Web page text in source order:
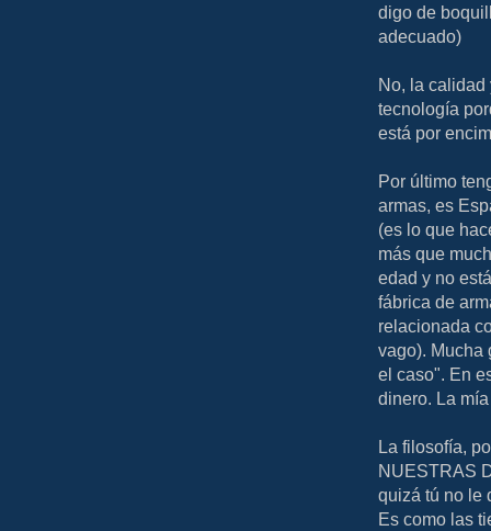
digo de
adecuado)
No, la
tecnología
está por
Por último
armas, es
(es lo que
más que
edad y no
fábrica de
relacionada
vago). Mucha
el caso". En
dinero. La
La filosofía,
NUESTRAS
quizá tú no le
Es como las